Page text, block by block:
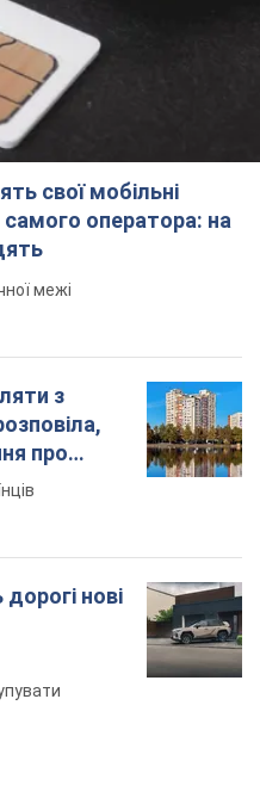
свої мобільні
оператора: на
межі
з
про
нові